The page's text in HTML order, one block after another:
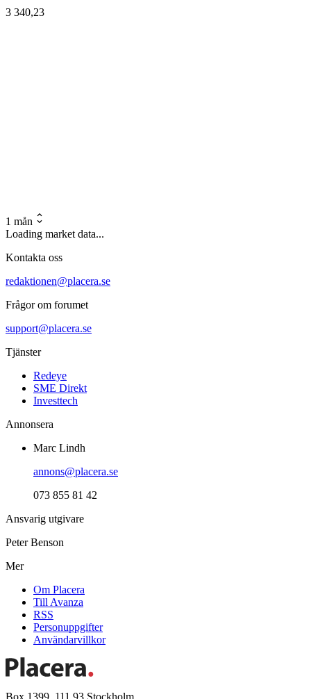
3 340,23
1 mån
Loading market data...
Kontakta oss
redaktionen@placera.se
Frågor om forumet
support@placera.se
Tjänster
Redeye
SME Direkt
Investtech
Annonsera
Marc Lindh
annons@placera.se
073 855 81 42
Ansvarig utgivare
Peter Benson
Mer
Om Placera
Till Avanza
RSS
Personuppgifter
Användarvillkor
Box 1399, 111 93 Stockholm